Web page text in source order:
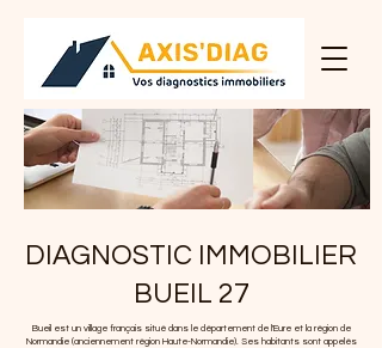
DIAGNOSTIC IMMOBILIER
BUEIL 27
Bueil est un village français situé dans le département de l'Eure et la région de
Normandie (anciennement région Haute-Normandie). Ses habitants sont appelés